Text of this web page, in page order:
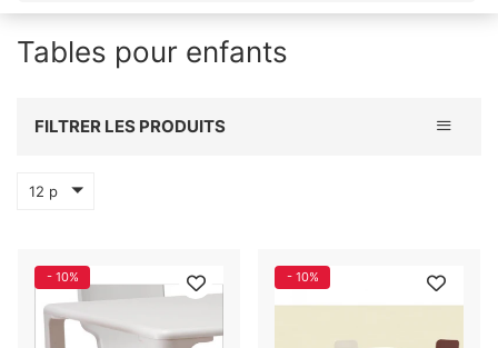
Tables pour enfants
Toggle
FILTRER LES PRODUITS
12 p
- 10% - 10%